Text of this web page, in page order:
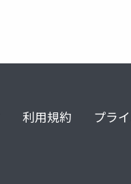
利用規約 プラ